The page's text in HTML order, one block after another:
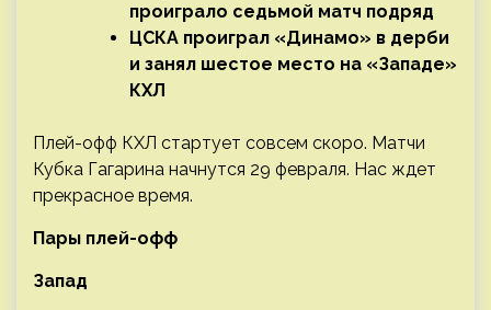
проиграло седьмой матч подряд
ЦСКА проиграл «Динамо» в дерби
и занял шестое место на «Западе»
КХЛ
Плей-офф КХЛ стартует совсем скоро. Матчи
Кубка Гагарина начнутся 29 февраля. Нас ждет
прекрасное время.
Пары плей-офф
Запад